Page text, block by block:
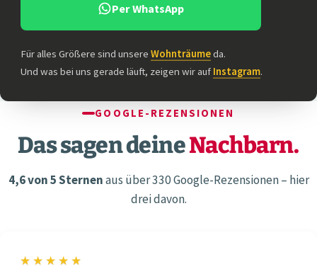
Per WhatsApp
Für alles Größere sind unsere Wohnträumeda.
Und was bei uns gerade läuft, zeigen wir auf Instagram.
GOOGLE-REZENSIONEN
Das sagen deineNachbarn.
4,6 von 5 Sternenaus über 330 Google-Rezensionen – hier
drei davon.
★★★★★